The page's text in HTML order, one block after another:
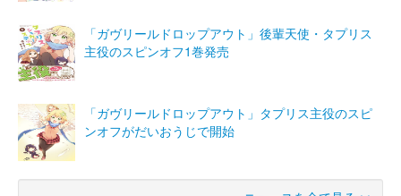
「ガヴリールドロップアウト」後輩天使・タプリス
主役のスピンオフ1巻発売
「ガヴリールドロップアウト」タプリス主役のスピ
ンオフがだいおうじで開始